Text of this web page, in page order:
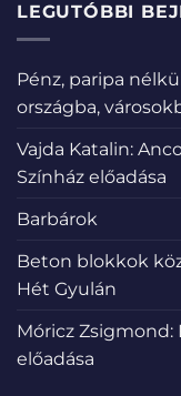
LEGUTÓBBI
Pénz, paripa
országba,
Vajda Katalin:
Színház előadása
Barbárok
Beton blokkok
Hét Gyulán
Móricz Zsigmond:
előadása